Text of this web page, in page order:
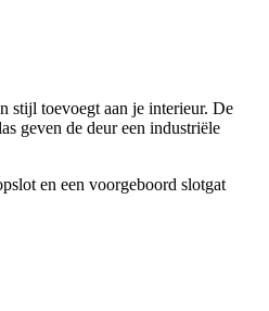
stijl toevoegt aan je interieur. De
geven de deur een industriële
en een voorgeboord slotgat